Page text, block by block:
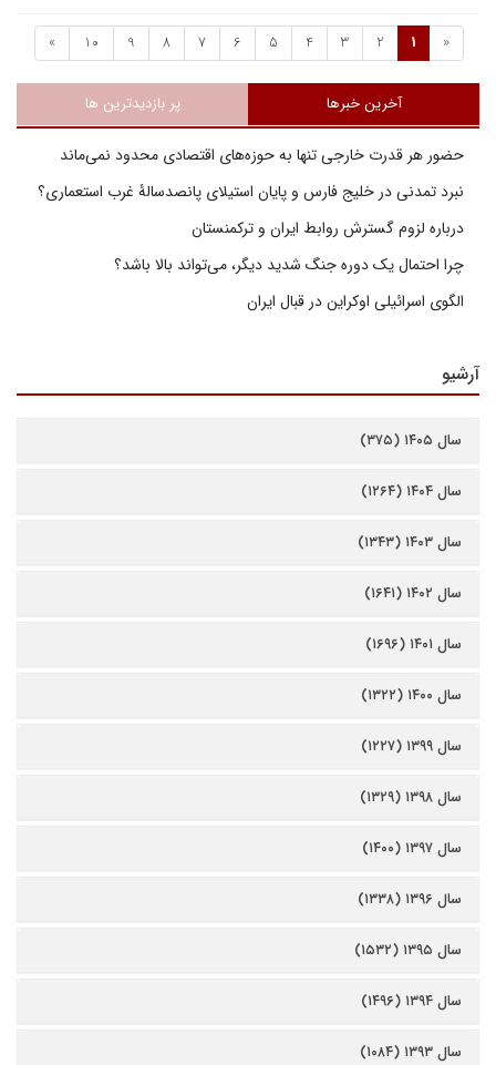
«
1
2
3
4
5
6
7
8
9
10
»
آخرین خبرها پر بازدیدترین ها
حضور هر قدرت خارجی تنها به حوزه‌های اقتصادی محدود نمی‌ماند
نبرد تمدنی در خلیج فارس و پایان استیلای پانصدسالۀ غرب استعماری؟
درباره لزوم گسترش روابط ایران و ترکمنستان
چرا احتمال یک دوره جنگ شدید دیگر، می‌تواند بالا باشد؟
الگوی اسرائیلی اوکراین در قبال ایران
آرشیو
سال ۱۴۰۵ (۳۷۵)
سال ۱۴۰۴ (۱۲۶۴)
سال ۱۴۰۳ (۱۳۴۳)
سال ۱۴۰۲ (۱۶۴۱)
سال ۱۴۰۱ (۱۶۹۶)
سال ۱۴۰۰ (۱۳۲۲)
سال ۱۳۹۹ (۱۲۲۷)
سال ۱۳۹۸ (۱۳۲۹)
سال ۱۳۹۷ (۱۴۰۰)
سال ۱۳۹۶ (۱۳۳۸)
سال ۱۳۹۵ (۱۵۳۲)
سال ۱۳۹۴ (۱۴۹۶)
سال ۱۳۹۳ (۱۰۸۴)